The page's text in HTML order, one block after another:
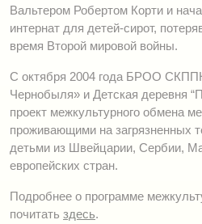
Вальтером Робертом Корти и
интернат для детей-сирот,
время Второй мировой войны.
С октября 2004 года БРОО
Чернобыля» и Детская деревня
проект межкультурного обмена
проживающими на загрязненных
детьми из Швейцарии, Сербии,
европейских стран.
Подробнее о программе
почитать здесь.